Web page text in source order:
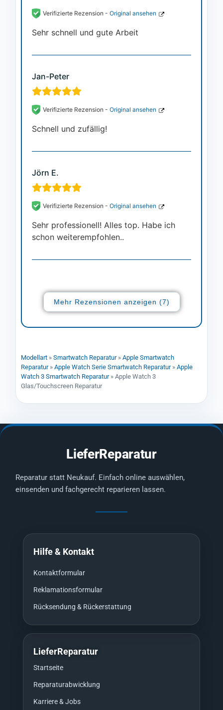
Verifizierte Rezension - Original ansehen
Sehr schnell und gute Arbeit
Jan-Peter
Verifizierte Rezension - Original ansehen
Schnell und zufällig!
Jörn E.
Verifizierte Rezension - Original ansehen
Sehr professionell! Alles top. Habe ich
schon weiterempfohlen..
Mehr Rezensionen anzeigen (7)
Modellart » Smartwatch Reparatur» Apple Smartwatch
Reparatur» Apple Watch Serie Smartwatch Reparatur» Apple
Watch 3 Smartwatch Reparatur» Apple Watch 3
Glas/Touchscreen Reparatur
LieferReparatur
Reparatur statt Neukauf. Einfach online auswählen,
einsenden und fachgerecht reparieren lassen.
Hilfe & Kontakt
Kontaktformular
Reklamationsformular
Rücksendung & Rückerstattung
LieferReparatur
Startseite
Reparaturabwicklung
Karriere & Jobs